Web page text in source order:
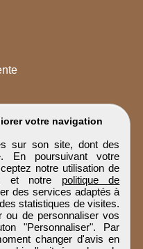
votre navigation
sur son site, dont des
En poursuivant votre
notre utilisation de
et notre politique de
des services adaptés à
statistiques de visites.
ou de personnaliser vos
"Personnaliser". Par
changer d'avis en